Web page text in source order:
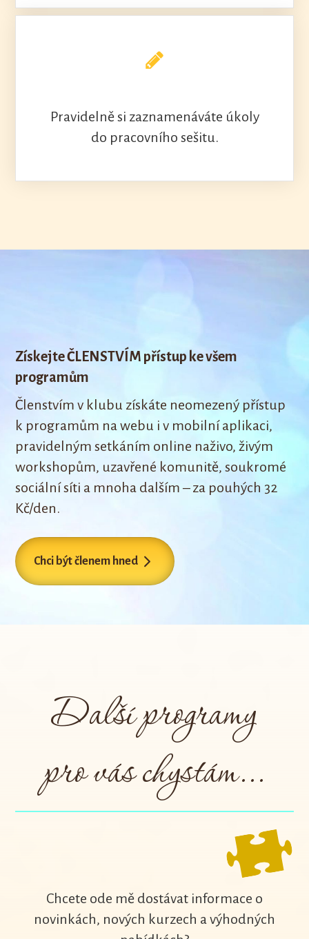
Pravidelně si zaznamenáváte úkoly
do pracovního sešitu.
Získejte ČLENSTVÍM přístup ke všem
programům
Členstvím v klubu získáte neomezený přístup
k programům na webu i v mobilní aplikaci,
pravidelným setkáním online naživo, živým
workshopům, uzavřené komunitě, soukromé
sociální síti a mnoha dalším – za pouhých 32
Kč/den.
Chci být členem hned
Další programy
pro vás chystám...
Chcete ode mě dostávat informace o
novinkách, nových kurzech a výhodných